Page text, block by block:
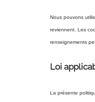
Nous pouvons
reviennent. Les
renseignements
Loi
La présente